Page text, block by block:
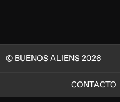
© BUENOS ALIENS 2026
CONTACTO